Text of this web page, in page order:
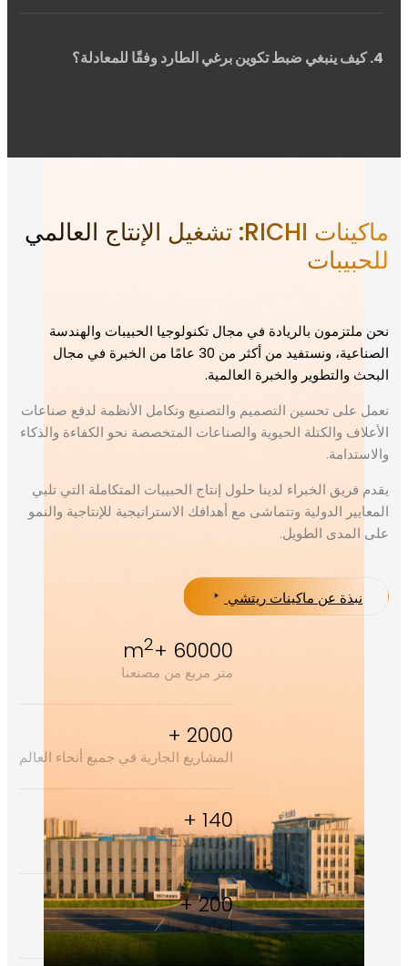
4. كيف ينبغي ضبط تكوين برغي الطارد وفقًا للمعادلة؟
ماكينات RICHI: تشغيل الإنتاج العالمي
للحبيبات
نحن ملتزمون بالريادة في مجال تكنولوجيا الحبيبات والهندسة
الصناعية، ونستفيد من أكثر من 30 عامًا من الخبرة في مجال
البحث والتطوير والخبرة العالمية.
نعمل على تحسين التصميم والتصنيع وتكامل الأنظمة لدفع صناعات
الأعلاف والكتلة الحيوية والصناعات المتخصصة نحو الكفاءة والذكاء
والاستدامة.
يقدم فريق الخبراء لدينا حلول إنتاج الحبيبات المتكاملة التي تلبي
المعايير الدولية وتتماشى مع أهدافك الاستراتيجية للإنتاجية والنمو
على المدى الطويل.
نبذة عن ماكينات ريتشي
60000 +m
2
متر مربع من مصنعنا
2000 +
المشاريع الجارية في جميع أنحاء العالم
140 +
دول عملائنا
200 +
أرقام فريقنا